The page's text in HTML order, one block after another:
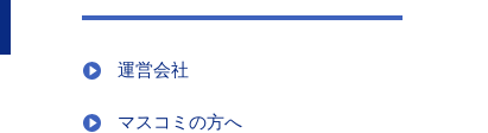
運営会社
マスコミの方へ